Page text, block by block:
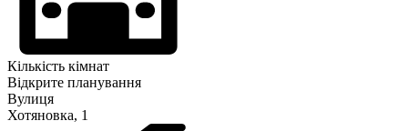
Кількість кімнат
Відкрите планування
Вулиця
Хотяновка, 1